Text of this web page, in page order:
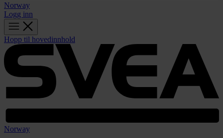
Norway
Logg inn
Hopp til hovedinnhold
Norway